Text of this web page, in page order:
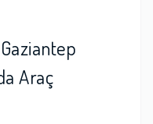
Araç